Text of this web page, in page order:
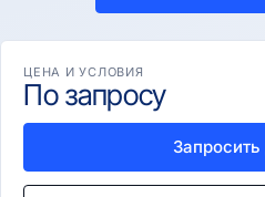
ЦЕНА И УСЛОВИЯ
По запросу